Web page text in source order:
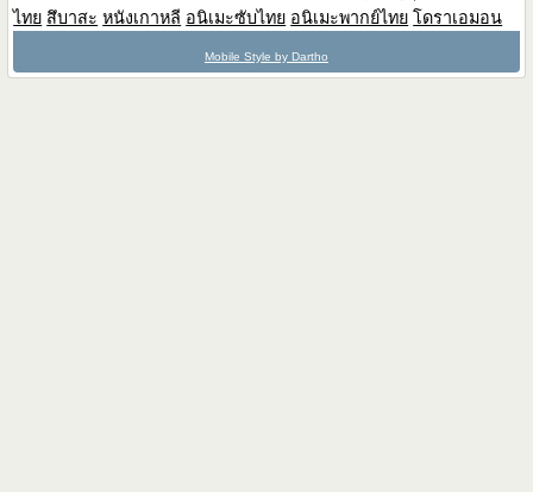
ไทย สึบาสะ หนังเกาหลี อนิเมะซับไทย อนิเมะพากย์ไทย โดราเอมอน
Mobile Style by Dartho